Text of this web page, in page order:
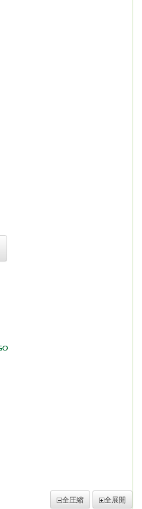
全圧縮 全展開